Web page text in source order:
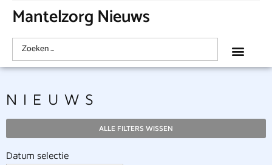
Mantelzorg Nieuws
NIEUWS
ALLE FILTERS WISSEN
Datum selectie